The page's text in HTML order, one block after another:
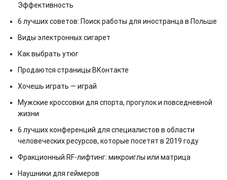
Эффективность
6 лучших советов: Поиск работы для иностранца в Польше
Виды электронных сигарет
Как выбрать утюг
Продаются страницы ВКонтакте
Хочешь играть — играй
Мужские кроссовки для спорта, прогулок и повседневной
жизни
6 лучших конференций для специалистов в области
человеческих ресурсов, которые посетят в 2019 году
Фракционный RF-лифтинг: микроиглы или матрица
Наушники для геймеров